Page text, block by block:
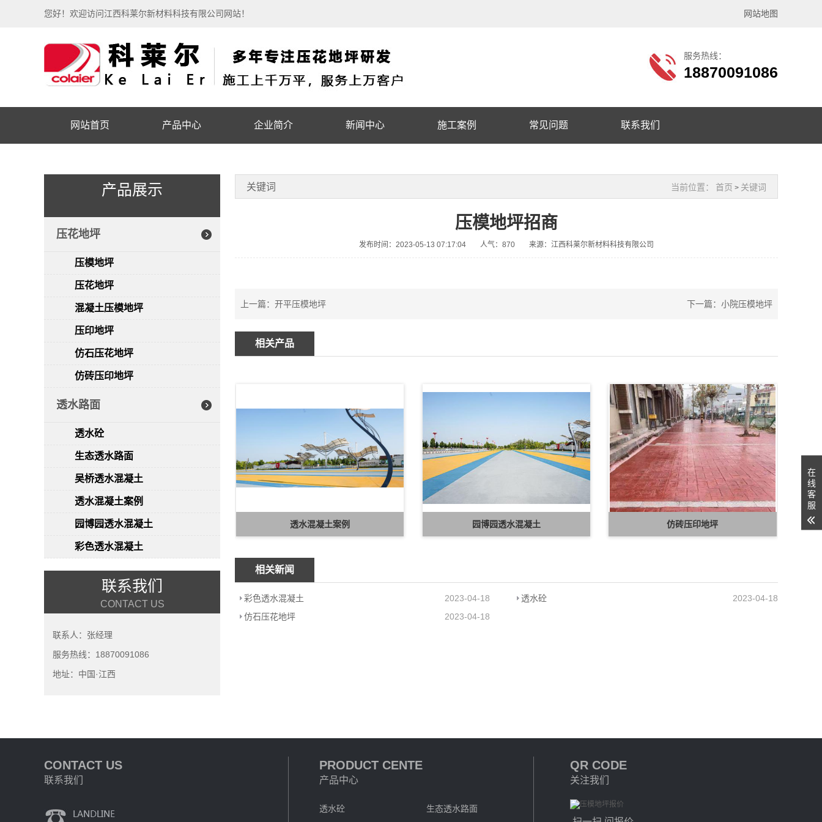
您好！欢迎访问江西科莱尔新材料科技有限公司网站！ 网站地图
服务热线：
18870091086
网站首页 产品中心 企业简介 新闻中心 施工案例 常见问题 联系我们
产品展示
压花地坪
压模地坪
压花地坪
混凝土压模地坪
压印地坪
仿石压花地坪
仿砖压印地坪
透水路面
透水砼
生态透水路面
吴桥透水混凝土
透水混凝土案例
园博园透水混凝土
彩色透水混凝土
联系我们
CONTACT US
联系人：张经理
服务热线：18870091086
地址：中国·江西
关键词 当前位置： 首页 > 关键词
压模地坪招商
发布时间：2023-05-13 07:17:04 人气：870 来源：江西科莱尔新材料科技有限公司
上一篇： 开平压模地坪 下一篇：小院压模地坪
相关产品
透水混凝土案例 园博园透水混凝土 仿砖压印地坪
相关新闻
彩色透水混凝土 2023-04-18 透水砼
2023-04-18
仿石压花地坪
2023-04-18
CONTACT US
联系我们
PRODUCT CENTE
产品中心
透水砼 生态透水路面
QR CODE
关注我们
在
线
客
服